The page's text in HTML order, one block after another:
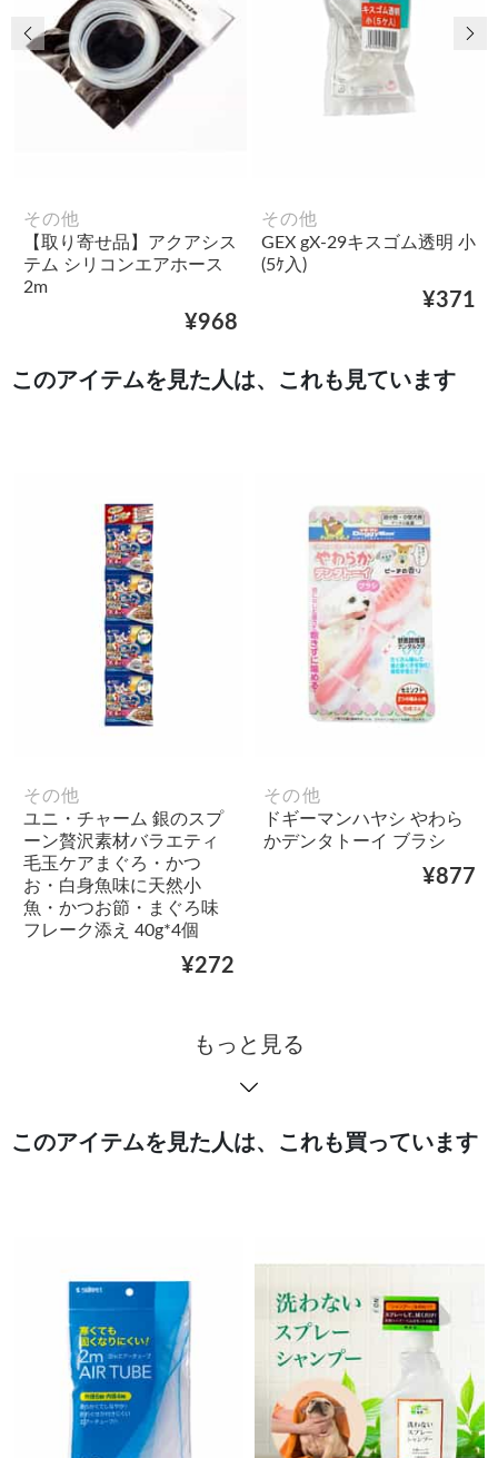
その他
【取り寄せ品】アクアシス
テム シリコンエアホース
2m
¥968
その他
GEX gX-29キスゴム透明 小
(5ｹ入)
¥371
前の画像 次
このアイテムを見た人は、これも見ています
その他
ユニ・チャーム 銀のスプ
ーン贅沢素材バラエティ
毛玉ケアまぐろ・かつ
お・白身魚味に天然小
魚・かつお節・まぐろ味
フレーク添え 40g*4個
¥272
その他
ドギーマンハヤシ やわら
かデンタトーイ ブラシ
¥877
もっと見る
このアイテムを見た人は、これも買っています